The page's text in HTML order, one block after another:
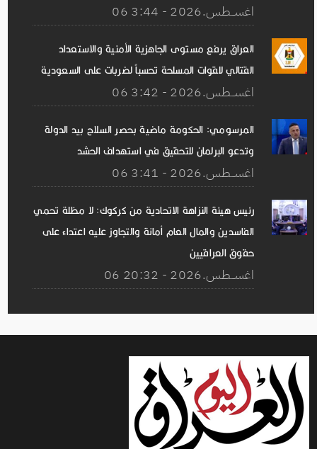
06 اغســطس.2026 - 3:44
العراق يرفع مستوى الجاهزية الأمنية والاستعداد
القتالي للقوات المسلحة تحسباً لضربات على السعودية
06 اغســطس.2026 - 3:42
المرسومي: الحكومة ماضية بحصر السلاح بيد الدولة
وتدعو البرلمان للتحقيق في استهداف الحشد
06 اغســطس.2026 - 3:41
رئيس هيئة النزاهة الاتحادية من كركوك: لا مظلة تحمي
الفاسدين والمال العام أمانة والتجاوز عليه اعتداء على
حقوق العراقيين
06 اغســطس.2026 - 20:32